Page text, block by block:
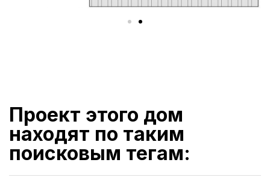
Проект этого дом
находят по таким
поисковым тегам: